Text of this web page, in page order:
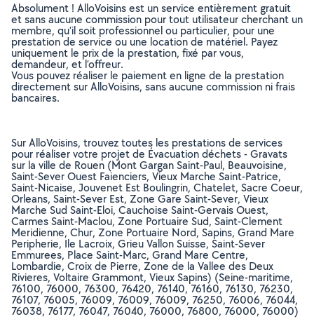
Absolument ! AlloVoisins est un service entièrement gratuit
et sans aucune commission pour tout utilisateur cherchant un
membre, qu’il soit professionnel ou particulier, pour une
prestation de service ou une location de matériel. Payez
uniquement le prix de la prestation, fixé par vous,
demandeur, et l’offreur.
Vous pouvez réaliser le paiement en ligne de la prestation
directement sur AlloVoisins, sans aucune commission ni frais
bancaires.
Sur AlloVoisins, trouvez toutes les prestations de services
pour réaliser votre projet de Évacuation déchets - Gravats
sur la ville de Rouen (Mont Gargan Saint-Paul, Beauvoisine,
Saint-Sever Ouest Faienciers, Vieux Marche Saint-Patrice,
Saint-Nicaise, Jouvenet Est Boulingrin, Chatelet, Sacre Coeur,
Orleans, Saint-Sever Est, Zone Gare Saint-Sever, Vieux
Marche Sud Saint-Eloi, Cauchoise Saint-Gervais Ouest,
Carmes Saint-Maclou, Zone Portuaire Sud, Saint-Clement
Meridienne, Chur, Zone Portuaire Nord, Sapins, Grand Mare
Peripherie, Ile Lacroix, Grieu Vallon Suisse, Saint-Sever
Emmurees, Place Saint-Marc, Grand Mare Centre,
Lombardie, Croix de Pierre, Zone de la Vallee des Deux
Rivieres, Voltaire Grammont, Vieux Sapins) (Seine-maritime,
76100, 76000, 76300, 76420, 76140, 76160, 76130, 76230,
76107, 76005, 76009, 76009, 76009, 76250, 76006, 76044,
76038, 76177, 76047, 76040, 76000, 76800, 76000, 76000)